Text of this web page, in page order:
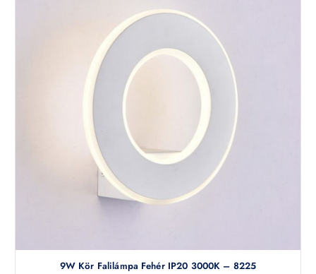
9W Kör Falilámpa Fehér IP20 3000K – 8225